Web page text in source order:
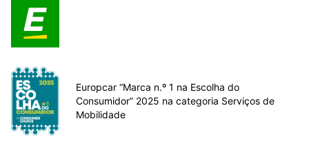
Europcar “Marca n.º 1 na Escolha do
Consumidor” 2025 na categoria Serviços de
Mobilidade